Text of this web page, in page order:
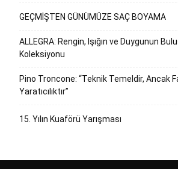
GEÇMİŞTEN GÜNÜMÜZE SAÇ BOYAMA
ALLEGRA: Rengin, Işığın ve Duygunun
Koleksiyonu
Pino Troncone: “Teknik Temeldir, Ancak
Yaratıcılıktır”
15. Yılın Kuaförü Yarışması